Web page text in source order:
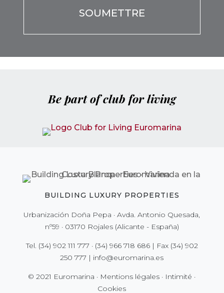
Be part of club for living
BUILDING LUXURY PROPERTIES
Urbanización Doña Pepa · Avda. Antonio Quesada,
nº59 · 03170 Rojales (Alicante - España)
Tel. (34) 902 111 777 · (34) 966 718 686| Fax (34) 902
250 777 | info@euromarina.es
© 2021 Euromarina · Mentions légales · Intimité ·
Cookies